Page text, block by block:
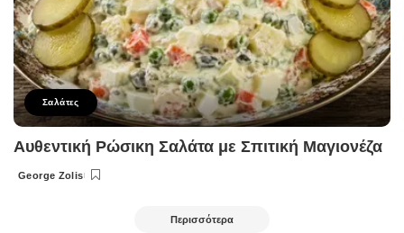
Σαλάτες
Αυθεντική Ρώσικη Σαλάτα με Σπιτική Μαγιονέζα
Posted
George Zolis
Περισσότερα